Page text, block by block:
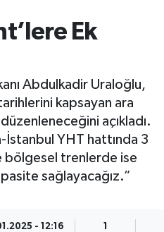
Ek
Abdulkadir Uraloğlu,
kapsayan ara
açıkladı.
İstanbul YHT hattında 3
bölgesel trenlerde ise
sağlayacağız.”
- 12:16 1